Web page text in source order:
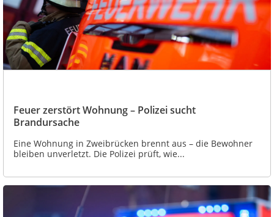
Feuer zerstört Wohnung – Polizei sucht
Brandursache
Eine Wohnung in Zweibrücken brennt aus – die Bewohner
bleiben unverletzt. Die Polizei prüft, wie...